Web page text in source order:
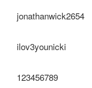
jonathanwick2654
ilov3younicki
123456789